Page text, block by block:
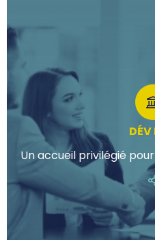
DÉV
Un accueil privilégié